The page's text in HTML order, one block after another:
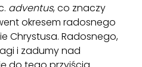
adventus, co znaczy
okresem radosnego
Chrystusa. Radosnego,
i zadumy nad